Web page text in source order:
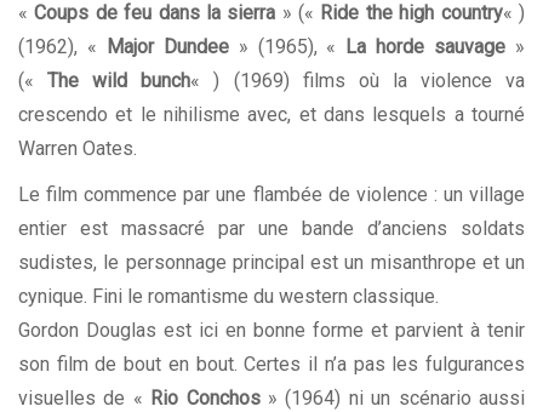
«Coups de feu dans la sierra » (« Ride the high country« )
(1962), «
Major Dundee» (1965), « La horde sauvage »
(«The wild bunch« ) (1969) films où la violence va
crescendo et le nihilisme avec, et dans lesquels a tourné
Warren Oates.
Le film commence par une flambée de violence : un village
entier est massacré par une bande d’anciens soldats
sudistes, le personnage principal est un misanthrope et un
cynique. Fini le romantisme du western classique.
Gordon Douglas est ici en bonne forme et parvient à tenir
son film de bout en bout. Certes il n’a pas les fulgurances
visuelles de « Rio Conchos» (1964) ni un scénario aussi